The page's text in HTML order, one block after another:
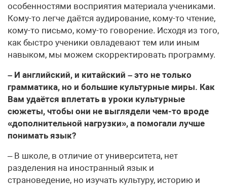
особенностями восприятия материала учениками.
Кому-то легче даётся аудирование, кому-то чтение,
кому-то письмо, кому-то говорение. Исходя из того,
как быстро ученики овладевают тем или иным
навыком, мы можем скорректировать программу.
– И английский, и китайский – это не только
грамматика, но и большие культурные миры. Как
Вам удаётся вплетать в уроки культурные
сюжеты, чтобы они не выглядели чем-то вроде
«дополнительной нагрузки», а помогали лучше
понимать язык?
– В школе, в отличие от университета, нет
разделения на иностранный язык и
страноведение, но изучать культуру, историю и